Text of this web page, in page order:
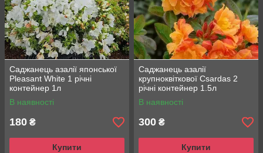
Саджанець азалії японської
Pleasant White 1 річні
контейнер 1л
В наявності
180 ₴
Купити
Саджанець азалії
крупноквіткової Csardas 2
річні контейнер 1.5л
В наявності
300 ₴
Купити